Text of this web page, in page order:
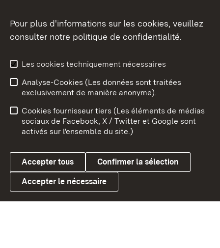
Aperçu des thèmes
Link zum Landesportal
Conseils d'utilisation
Confidentialité
Cookies
Pour plus d'informations sur les cookies, veuillez
consulter notre politique de confidentialité.
Les cookies techniquement nécessaires
Analyse-Cookies (Les données sont traitées
exclusivement de manière anonyme).
Cookies fournisseur tiers (Les éléments de médias
sociaux de Facebook, X / Twitter et Google sont
activés sur l'ensemble du site.)
Accepter tous Confirmer la sélection
Accepter le nécessaire